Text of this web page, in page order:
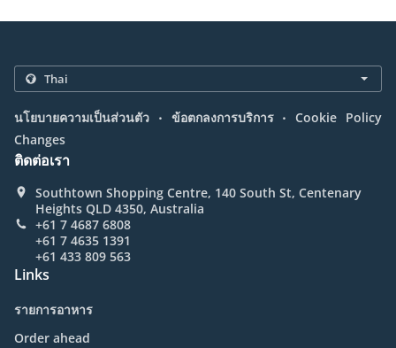
นโยบายความเป็นส่วนตัว . ข้อตกลงการบริการ . Cookie Policy
Changes
ติดต่อเรา
Southtown Shopping Centre, 140 South St, Centenary
Heights QLD 4350, Australia
+61 7 4687 6808
+61 7 4635 1391
+61 433 809 563
Links
รายการอาหาร
Order ahead